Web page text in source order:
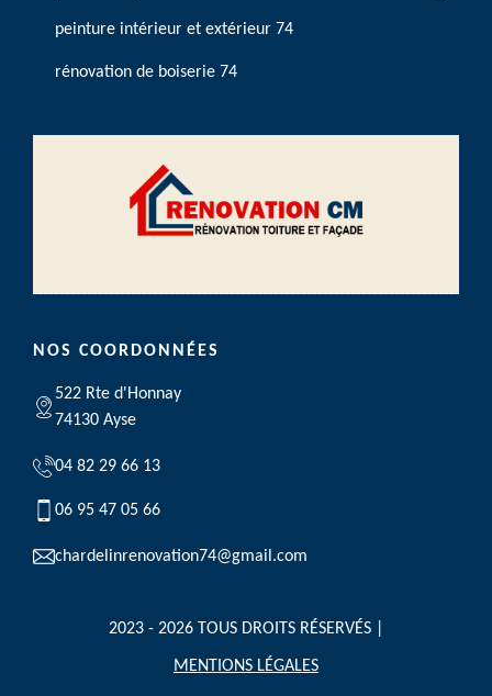
peinture intérieur et extérieur 74
rénovation de boiserie 74
NOS COORDONNÉES
522 Rte d'Honnay
74130 Ayse
04 82 29 66 13
06 95 47 05 66
chardelinrenovation74@gmail.com
2023 - 2026 TOUS DROITS RÉSERVÉS |
MENTIONS LÉGALES